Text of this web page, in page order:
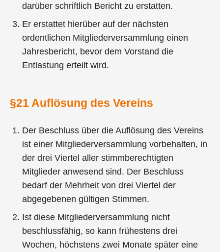
darüber schriftlich Bericht zu erstatten.
Er erstattet hierüber auf der nächsten
ordentlichen Mitgliederversammlung einen
Jahresbericht, bevor dem Vorstand die
Entlastung erteilt wird.
§21 Auflösung des Vereins
Der Beschluss über die Auflösung des Vereins
ist einer Mitgliederversammlung vorbehalten, in
der drei Viertel aller stimmberechtigten
Mitglieder anwesend sind. Der Beschluss
bedarf der Mehrheit von drei Viertel der
abgegebenen gültigen Stimmen.
Ist diese Mitgliederversammlung nicht
beschlussfähig, so kann frühestens drei
Wochen, höchstens zwei Monate später eine